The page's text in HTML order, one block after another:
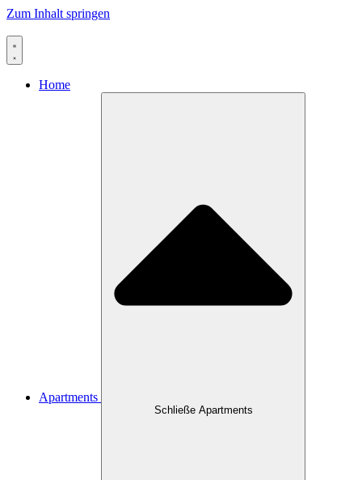
Zum Inhalt springen
Home
Apartments
Schließe Apartments